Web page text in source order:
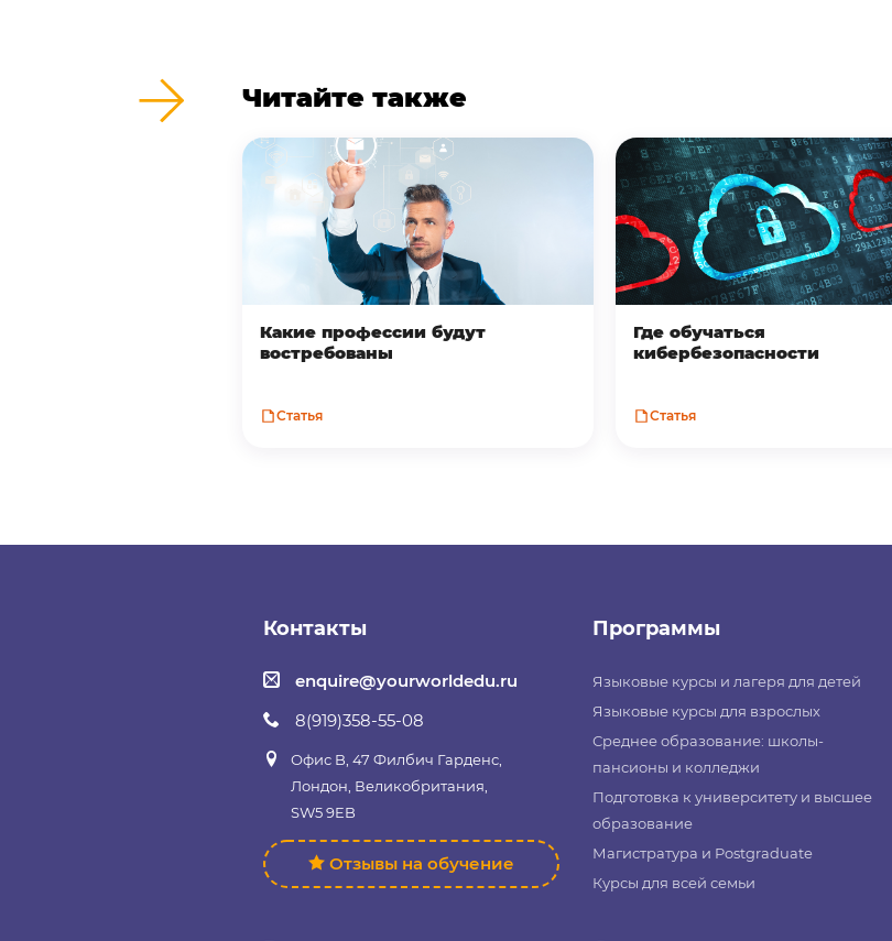
Читайте также
Какие профессии будут
востребованы
Статья
Где обучаться
кибербезопасности
Статья
Контакты
enquire@yourworldedu.ru
8(919)358-55-08
Офис B, 47 Филбич Гарденс,
Лондон, Великобритания,
SW5 9EB
Отзывы на обучение
Программы
Языковые курсы и лагеря для детей
Языковые курсы для взрослых
Среднее образование: школы-
пансионы и колледжи
Подготовка к университету и высшее
образование
Магистратура и Postgraduate
Курсы для всей семьи